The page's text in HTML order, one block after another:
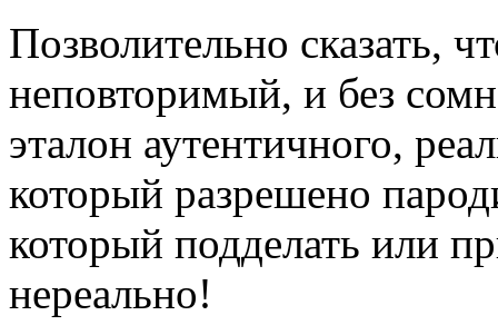
Позволительно сказать,
неповторимый, и без
эталон аутентичного,
который разрешено
который подделать или
нереально!